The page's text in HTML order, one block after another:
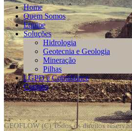
Home
Quem Somos
Equipe
Soluções
Hidrologia
Geotecnia e Geologia
Mineração
Pilhas
LGPD e Compliance
Contato
GEOFLOW (C) Todos os direitos